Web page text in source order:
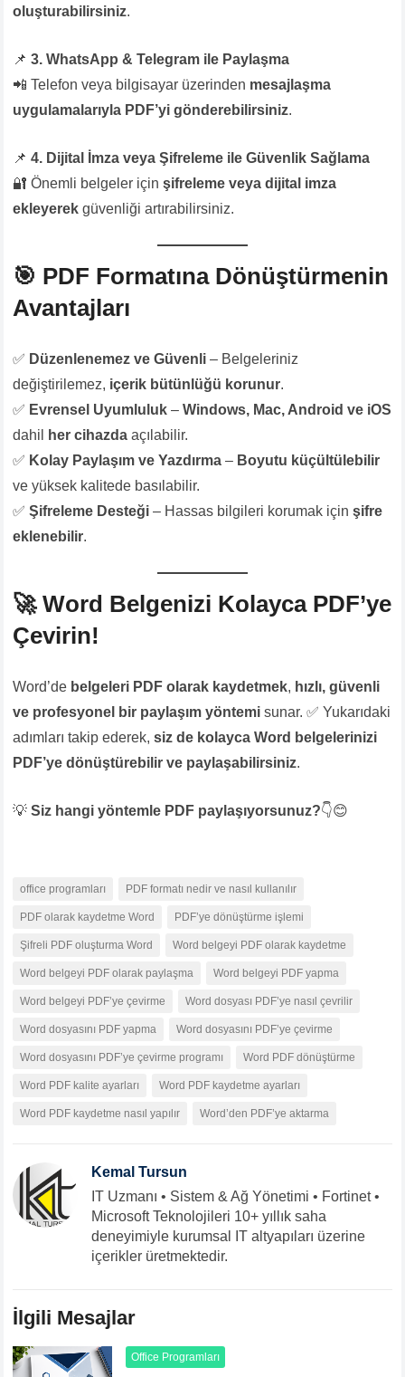
oluşturabilirsiniz.
📌3. WhatsApp & Telegram ile Paylaşma
📲 Telefon veya bilgisayar üzerinden mesajlaşma
uygulamalarıyla PDF’yi gönderebilirsiniz.
📌4. Dijital İmza veya Şifreleme ile Güvenlik Sağlama
🔐 Önemli belgeler içinşifreleme veya dijital imza
ekleyerek güvenliği artırabilirsiniz.
🎯 PDF Formatına Dönüştürmenin
Avantajları
✅ Düzenlenemez ve Güvenli – Belgeleriniz
değiştirilemez, içerik bütünlüğü korunur.
✅ Evrensel Uyumluluk –Windows, Mac, Android ve iOS
dahil
her cihazda açılabilir.
✅ Kolay Paylaşım ve Yazdırma – Boyutu küçültülebilir
ve yüksek kalitede basılabilir.
✅Şifreleme Desteği – Hassas bilgileri korumak içinşifre
eklenebilir.
🚀Word Belgenizi Kolayca PDF’ye
Çevirin!
Word’de belgeleri PDF olarak kaydetmek, hızlı, güvenli
ve profesyonel bir paylaşım yöntemi sunar. ✅ Yukarıdaki
adımları takip ederek,siz de kolayca Word belgelerinizi
PDF’ye dönüştürebilir ve paylaşabilirsiniz.
💡Siz hangi yöntemle PDF paylaşıyorsunuz?👇😊
office programları PDF formatı nedir ve nasıl kullanılır
PDF olarak kaydetme Word PDF’ye dönüştürme işlemi
Şifreli PDF oluşturma Word Word belgeyi PDF olarak kaydetme
Word belgeyi PDF olarak paylaşma Word belgeyi PDF yapma
Word belgeyi PDF’ye çevirme Word dosyası PDF’ye nasıl çevrilir
Word dosyasını PDF yapma Word dosyasını PDF’ye çevirme
Word dosyasını PDF’ye çevirme programı Word PDF dönüştürme
Word PDF kalite ayarları Word PDF kaydetme ayarları
Word PDF kaydetme nasıl yapılır Word’den PDF’ye aktarma
Kemal Tursun
IT Uzmanı • Sistem & Ağ Yönetimi • Fortinet •
Microsoft Teknolojileri 10+ yıllık saha
deneyimiyle kurumsal IT altyapıları üzerine
içerikler üretmektedir.
İlgili Mesajlar
Office Programları